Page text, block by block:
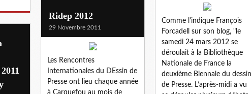
Comme l'indique François
Forcadell sur son blog, "le
samedi 24 mars 2012 se
déroulait à la Bibliothèque
Nationale de France la
deuxième Biennale du dessin
de Presse. L’après-midi a vu
Ridep 2012
29 Novembre 2011
Les Rencontres
Internationales du DEssin de
Presse ont lieu chaque année
à Carquefou au mois de